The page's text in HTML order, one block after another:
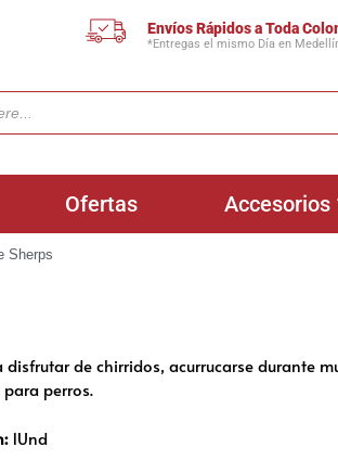
Envíos Rápidos a Toda
*Entregas el mismo Día en
Ofertas Accesorios
Sherps
disfrutar de chirridos, acurrucarse durante
perros.
1Und